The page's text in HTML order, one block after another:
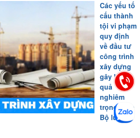
Các yếu tố
cấu thành
tội vi phạm
quy định
về đầu tư
công trình
xây dựng
gây hậu
quả
nghiêm
trọng theo
Bộ luật